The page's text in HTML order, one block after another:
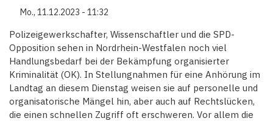
DES
PRIESTERS
MIT
DER
MAFIA
Mo., 11.12.2023 - 11:32
Polizeigewerkschafter, Wissenschaftler und die SPD-
Opposition sehen in Nordrhein-Westfalen noch viel
Handlungsbedarf bei der Bekämpfung organisierter
Kriminalität (OK). In Stellungnahmen für eine Anhörung im
Landtag an diesem Dienstag weisen sie auf personelle und
organisatorische Mängel hin, aber auch auf Rechtslücken,
die einen schnellen Zugriff oft erschweren. Vor allem die